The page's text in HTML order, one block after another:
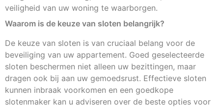
veiligheid van uw woning te waarborgen.
Waarom is de keuze van sloten belangrijk?
De keuze van sloten is van cruciaal belang voor de
beveiliging van uw appartement. Goed geselecteerde
sloten beschermen niet alleen uw bezittingen, maar
dragen ook bij aan uw gemoedsrust. Effectieve sloten
kunnen inbraak voorkomen en een goedkope
slotenmaker kan u adviseren over de beste opties voor